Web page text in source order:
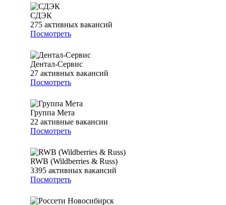
СДЭК
275 активных вакансий
Посмотреть
Дентал-Сервис
27 активных вакансий
Посмотреть
Группа Мета
22 активные вакансии
Посмотреть
RWB (Wildberries & Russ)
3395 активных вакансий
Посмотреть